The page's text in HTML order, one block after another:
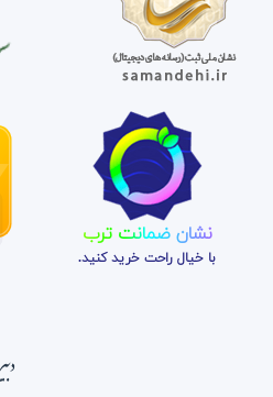
نشان ضمانت ترب
با خیال راحت خرید کنید.